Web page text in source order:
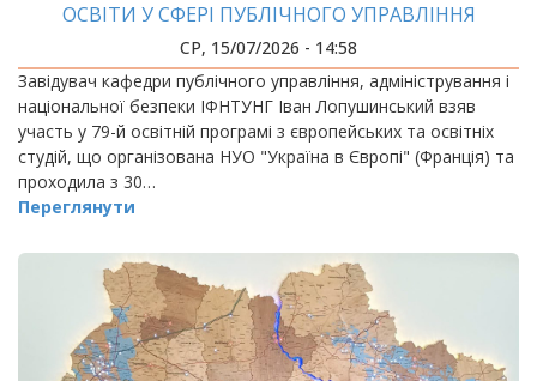
ОСВІТИ У СФЕРІ ПУБЛІЧНОГО УПРАВЛІННЯ
СР, 15/07/2026 - 14:58
Завідувач кафедри публічного управління, адміністрування і
національної безпеки ІФНТУНГ Іван Лопушинський взяв
участь у 79-й освітній програмі з європейських та освітніх
студій, що організована НУО "Україна в Європі" (Франція) та
проходила з 30…
Переглянути